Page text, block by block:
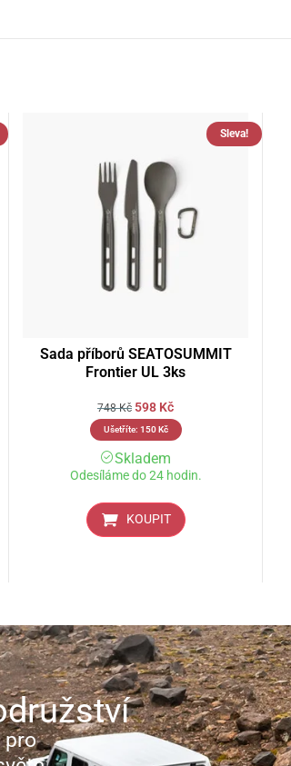
Sleva!
Sada příborů SEATOSUMMIT
Frontier UL 3ks
748Kč 598 Kč
Ušetříte: 150Kč
Skladem
Odesíláme do 24 hodin.
KOUPIT
pro